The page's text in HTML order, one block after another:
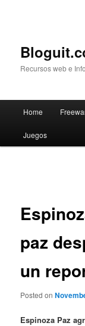
Recursos web e
Skip
to
Home
Juegos
paz
un
Posted on
Espinoza Paz